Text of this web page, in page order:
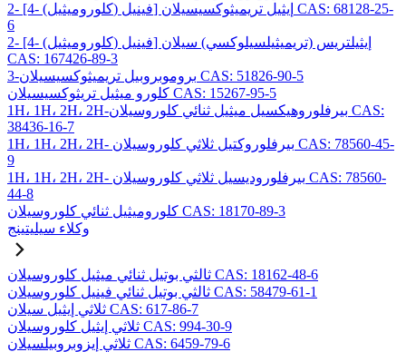
2- [4- (كلوروميثيل) فينيل] إيثيل تريميثوكسيسيلان CAS: 68128-25-
6
2- [4- (كلوروميثيل) فينيل] إيثيلتريس (تريميثيلسيلوكسي) سيلان
CAS: 167426-89-3
3-بروموبروبيل تريميثوكسيسيلان CAS: 51826-90-5
كلورو ميثيل تريثوكسيسيلان CAS: 15267-95-5
1H، 1H، 2H، 2H-بيرفلوروهيكسيل ميثيل ثنائي كلوروسيلان CAS:
38436-16-7
1H، 1H، 2H، 2H- بيرفلوروكتيل ثلاثي كلوروسيلان CAS: 78560-45-
9
1H، 1H، 2H، 2H- بيرفلوروديسيل ثلاثي كلوروسيلان CAS: 78560-
44-8
كلوروميثيل ثنائي كلوروسيلان CAS: 18170-89-3
وكلاء سيليتينج
ثالثي بوتيل ثنائي ميثيل كلوروسيلان CAS: 18162-48-6
ثالثي بوتيل ثنائي فينيل كلوروسيلان CAS: 58479-61-1
ثلاثي إيثيل سيلان CAS: 617-86-7
ثلاثي إيثيل كلوروسيلان CAS: 994-30-9
ثلاثي إيزوبروبيلسيلان CAS: 6459-79-6